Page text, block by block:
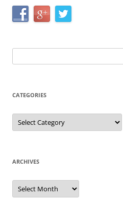
for:
CATEGORIES
Categories
ARCHIVES
Archives